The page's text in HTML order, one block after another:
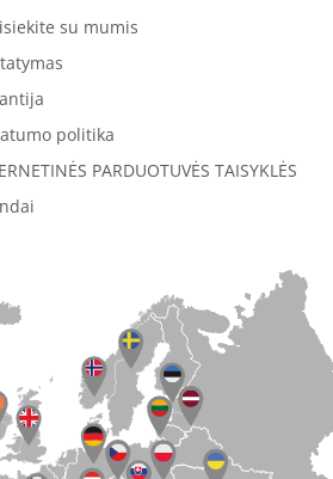
su mumis
politika
PARDUOTUVĖS TAISYKLĖS